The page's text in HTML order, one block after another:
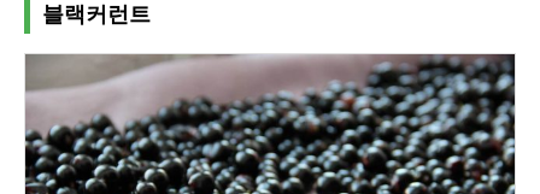
블랙커런트